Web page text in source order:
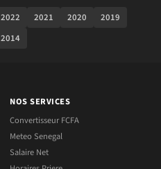
2022 2021 2020
2019
2014
NOS SERVICES
Convertisseur FCFA
Meteo Senegal
Salaire Net